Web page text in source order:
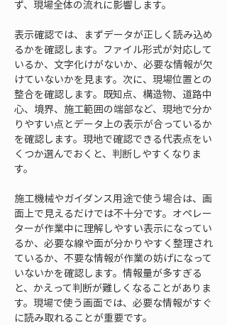
ず、現場全体の流れに影響します。
表示確認では、まずデータが正しく読み込め
るかを確認します。ファイル形式が対応して
いるか、文字化けがないか、必要な情報が欠
けていないかを見ます。次に、現場位置との
整合を確認します。既知点、構造物、道路中
心、境界、施工範囲の端部など、現地で分か
りやすい点とデータ上の表示が合っているか
を確認します。現地で確認できる代表点をい
くつか選んでおくと、判断しやすくなりま
す。
施工機械やガイダンス用途で使う場合は、画
面上で見えるだけでは不十分です。オペレー
ターが作業中に理解しやすい表示になってい
るか、必要な線や面が分かりやすく整理され
ているか、不要な情報が作業の妨げになって
いないかを確認します。情報量が多すぎる
と、かえって判断が難しくなることがありま
す。現場で使う画面では、必要な情報がすぐ
に読み取れることが重要です。